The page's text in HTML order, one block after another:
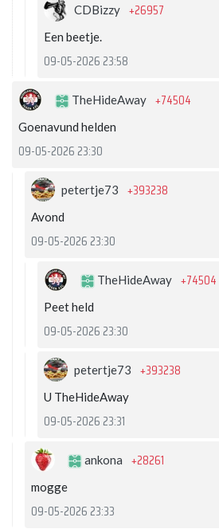
CDBizzy +26957
Een beetje.
09-05-2026 23:58
TheHideAway +74504
Goenavund helden
09-05-2026 23:30
petertje73 +393238
Avond
09-05-2026 23:30
TheHideAway +74504
Peet held
09-05-2026 23:30
petertje73 +393238
U TheHideAway
09-05-2026 23:31
ankona +28261
mogge
09-05-2026 23:33